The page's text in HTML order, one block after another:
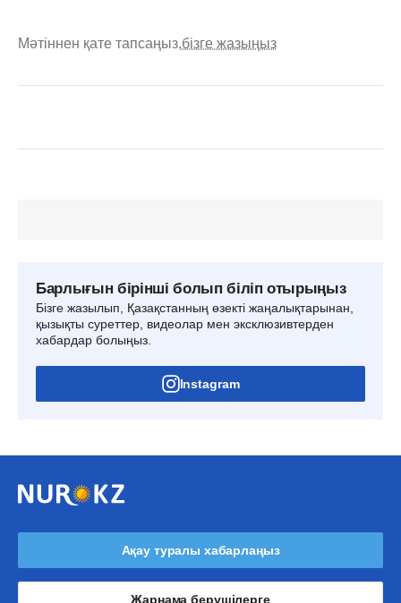
Мәтіннен қате тапсаңыз,бізге жазыңыз
Барлығын бірінші болып біліп отырыңыз
Бізге жазылып, Қазақстанның өзекті жаңалықтарынан,
қызықты суреттер, видеолар мен эксклюзивтерден
хабардар болыңыз.
Instagram
Ақау туралы хабарлаңыз
Жарнама берушілерге